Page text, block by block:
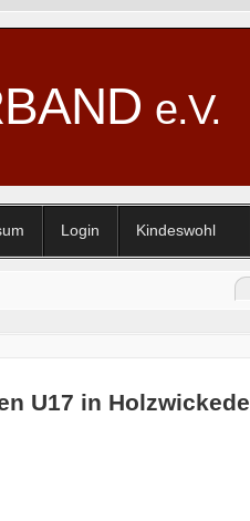
e.V.
Login Kindeswohl
U17 in Holzwickede